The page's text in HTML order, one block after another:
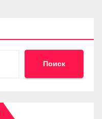
Поиск